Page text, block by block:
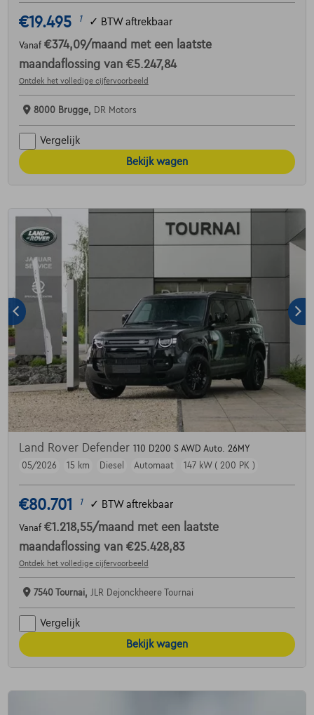
€19.495 1 ✓ BTW aftrekbaar
Vanaf €374,09/maand met een laatste
maandaflossing van €5.247,84
Ontdek het volledige cijfervoorbeeld
8000 Brugge, DR Motors
Vergelijk
Bekijk wagen
Land Rover Defender 110 D200 S AWD Auto. 26MY
05/2026
15 km Diesel Automaat 147 kW ( 200 PK )
€80.701 1 ✓ BTW aftrekbaar
Vanaf €1.218,55/maand met een laatste
maandaflossing van €25.428,83
Ontdek het volledige cijfervoorbeeld
7540 Tournai, JLR Dejonckheere Tournai
Vergelijk
Bekijk wagen